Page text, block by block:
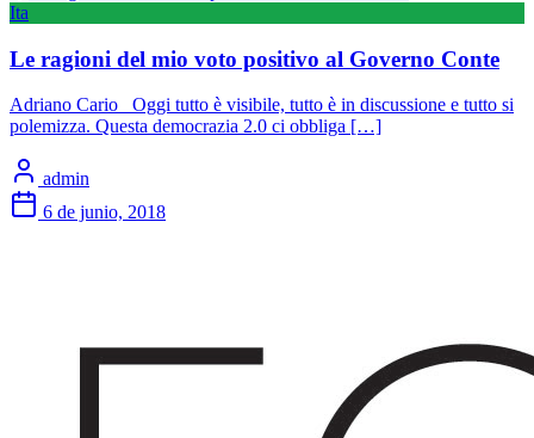
Ita
Le ragioni del mio voto positivo al Governo Conte
Adriano Cario Oggi tutto è visibile, tutto è in discussione e tutto si
polemizza. Questa democrazia 2.0 ci obbliga […]
admin
6 de junio, 2018